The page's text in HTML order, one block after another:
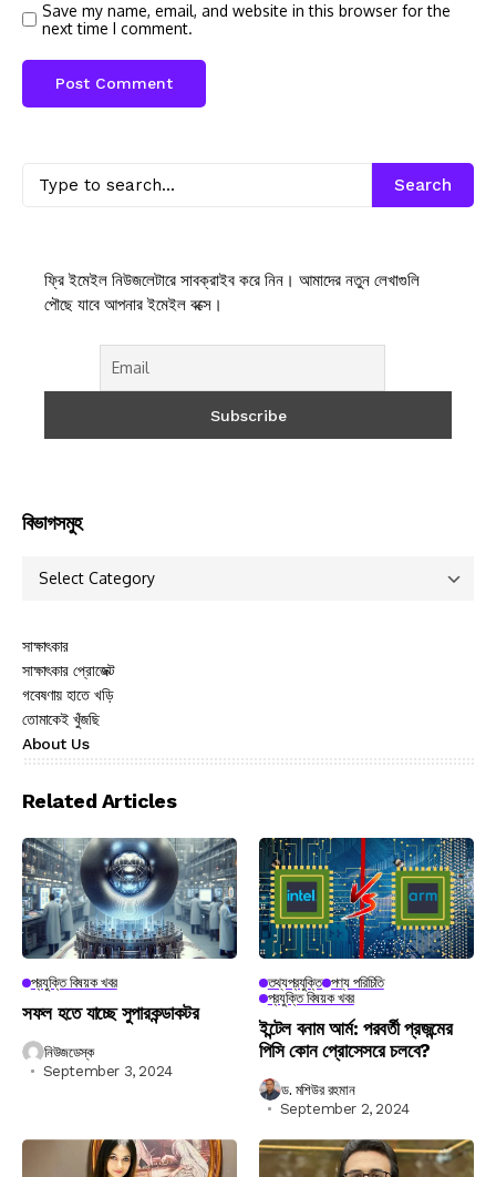
Save my name, email, and website in this browser for the
next time I comment.
Search
ফ্রি ইমেইল নিউজলেটারে সাবক্রাইব করে নিন। আমাদের নতুন লেখাগুলি
পৌছে যাবে আপনার ইমেইল বক্সে।
বিভাগসমুহ
সাক্ষাৎকার
সাক্ষাৎকার প্রোজেক্ট
গবেষণায় হাতে খড়ি
তোমাকেই খুঁজছি
About Us
Related Articles
প্রযুক্তি বিষয়ক খবর
সফল হতে যাচ্ছে সুপারকন্ডাকটর
নিউজডেস্ক
September 3, 2024
তথ্যপ্রযুক্তি পণ্য পরিচিতি
প্রযুক্তি বিষয়ক খবর
ইন্টেল বনাম আর্ম: পরবর্তী প্রজন্মের
পিসি কোন প্রোসেসরে চলবে?
ড. মশিউর রহমান
September 2, 2024